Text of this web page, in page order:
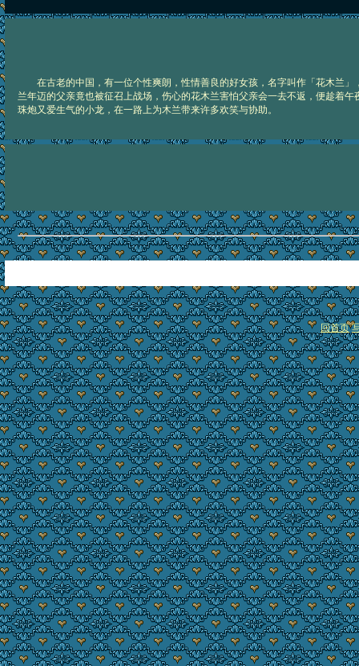
在古老的中国，有一位个性爽朗，性情善良的好女孩，名字叫作「花木兰」
兰年迈的父亲竟也被征召上战场，伤心的花木兰害怕父亲会一去不返，便趁着
珠炮又爱生气的小龙，在一路上为木兰带来许多欢笑与协助。
回首页